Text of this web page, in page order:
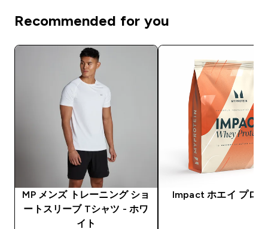
Recommended for you
MP メンズ トレーニング ショ
ートスリーブ Tシャツ - ホワ
イト
Impact ホエイ プロ